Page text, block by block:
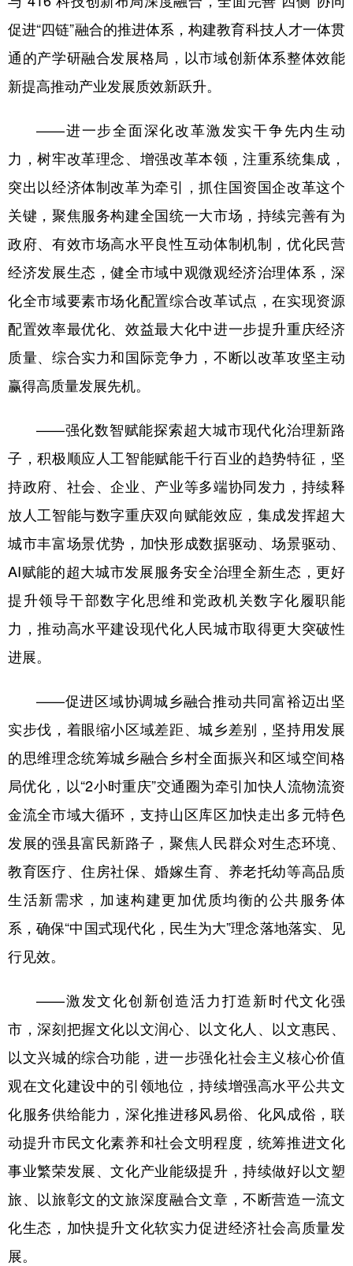
促进“四链”融合的推进体系，构建教育科技人才一体贯
通的产学研融合发展格局，以市域创新体系整体效能
新提高推动产业发展质效新跃升。
——进一步全面深化改革激发实干争先内生动
力，树牢改革理念、增强改革本领，注重系统集成，
突出以经济体制改革为牵引，抓住国资国企改革这个
关键，聚焦服务构建全国统一大市场，持续完善有为
政府、有效市场高水平良性互动体制机制，优化民营
经济发展生态，健全市域中观微观经济治理体系，深
化全市域要素市场化配置综合改革试点，在实现资源
配置效率最优化、效益最大化中进一步提升重庆经济
质量、综合实力和国际竞争力，不断以改革攻坚主动
赢得高质量发展先机。
——强化数智赋能探索超大城市现代化治理新路
子，积极顺应人工智能赋能千行百业的趋势特征，坚
持政府、社会、企业、产业等多端协同发力，持续释
放人工智能与数字重庆双向赋能效应，集成发挥超大
城市丰富场景优势，加快形成数据驱动、场景驱动、
AI赋能的超大城市发展服务安全治理全新生态，更好
提升领导干部数字化思维和党政机关数字化履职能
力，推动高水平建设现代化人民城市取得更大突破性
进展。
——促进区域协调城乡融合推动共同富裕迈出坚
实步伐，着眼缩小区域差距、城乡差别，坚持用发展
的思维理念统筹城乡融合乡村全面振兴和区域空间格
局优化，以“2小时重庆”交通圈为牵引加快人流物流资
金流全市域大循环，支持山区库区加快走出多元特色
发展的强县富民新路子，聚焦人民群众对生态环境、
教育医疗、住房社保、婚嫁生育、养老托幼等高品质
生活新需求，加速构建更加优质均衡的公共服务体
系，确保“中国式现代化，民生为大”理念落地落实、见
行见效。
——激发文化创新创造活力打造新时代文化强
市，深刻把握文化以文润心、以文化人、以文惠民、
以文兴城的综合功能，进一步强化社会主义核心价值
观在文化建设中的引领地位，持续增强高水平公共文
化服务供给能力，深化推进移风易俗、化风成俗，联
动提升市民文化素养和社会文明程度，统筹推进文化
事业繁荣发展、文化产业能级提升，持续做好以文塑
旅、以旅彰文的文旅深度融合文章，不断营造一流文
化生态，加快提升文化软实力促进经济社会高质量发
展。